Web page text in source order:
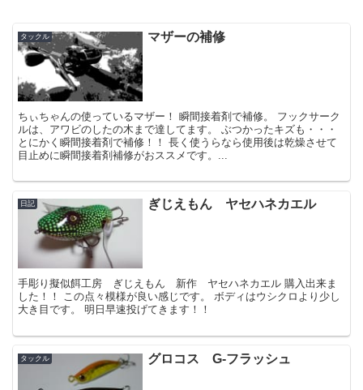
タックル マザーの補修
ちぃちゃんの使っているマザー！ 瞬間接着剤で補修。 フックサーク
ルは、アワビのしたの木まで達してます。 ぶつかったキズも・・・
とにかく瞬間接着剤で補修！！ 長く使うらなら使用後は乾燥させて
目止めに瞬間接着剤補修がおススメです。...
日記 ぎじえもん ヤセハネカエル
手彫り擬似餌工房 ぎじえもん 新作 ヤセハネカエル 購入出来ま
した！！ この点々模様が良い感じです。 ボディはウシクロより少し
大き目です。 明日早速投げてきます！！
タックル グロコス G-フラッシュ